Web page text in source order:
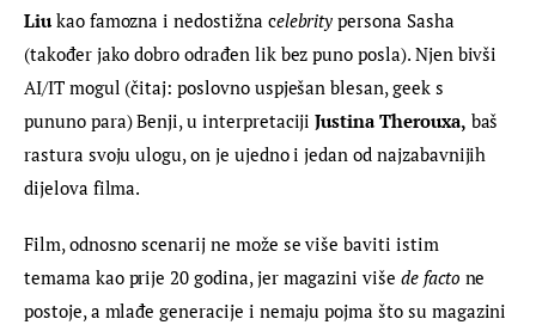
Liu kao famozna i nedostižna celebrity persona Sasha
(također jako dobro odrađen lik bez puno posla). Njen bivši
AI/IT mogul (čitaj: poslovno uspješan blesan, geek s
pununo para) Benji, u interpretaciji Justina Therouxa, baš
rastura svoju ulogu, on je ujedno i jedan od najzabavnijih
dijelova filma.
Film, odnosno scenarij ne može se više baviti istim
temama kao prije 20 godina, jer magazini više de facto ne
postoje, a mlađe generacije i nemaju pojma što su magazini